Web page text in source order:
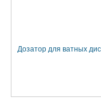
Дозатор для ватных